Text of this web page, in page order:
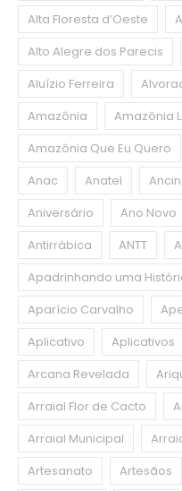
Alta Floresta d’Oeste
Alto Alegre dos Parecis
Aluízio Ferreira
Amazônia
Amazônia
Amazônia Que Eu Quero
Anac
Anatel
Aniversário
Ano Novo
Antirrábica
ANTT
Apadrinhando uma
Aparício Carvalho
Aplicativo
Aplicativos
Arcana Revelada
Arraial Flor de Cacto
Arraial Municipal
Artesanato
Artesãos